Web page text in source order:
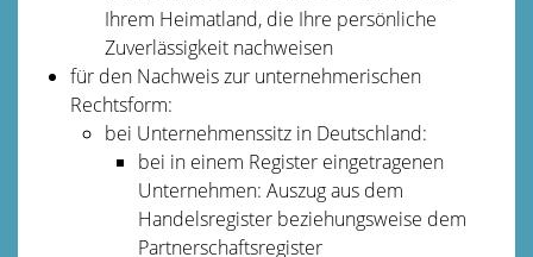
Ihrem Heimatland, die Ihre persönliche
Zuverlässigkeit nachweisen
für den Nachweis zur unternehmerischen
Rechtsform:
bei Unternehmenssitz in Deutschland:
bei in einem Register eingetragenen
Unternehmen: Auszug aus dem
Handelsregister beziehungsweise dem
Partnerschaftsregister